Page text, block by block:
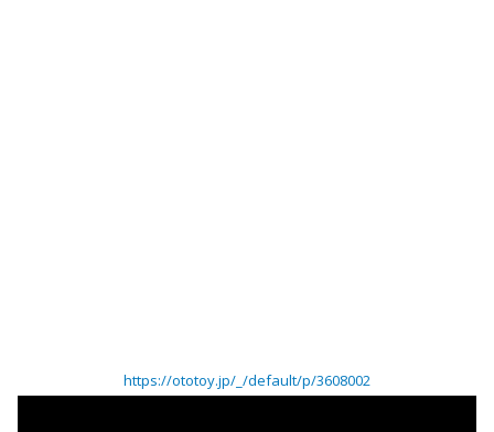
https://ototoy.jp/_/default/p/3608002